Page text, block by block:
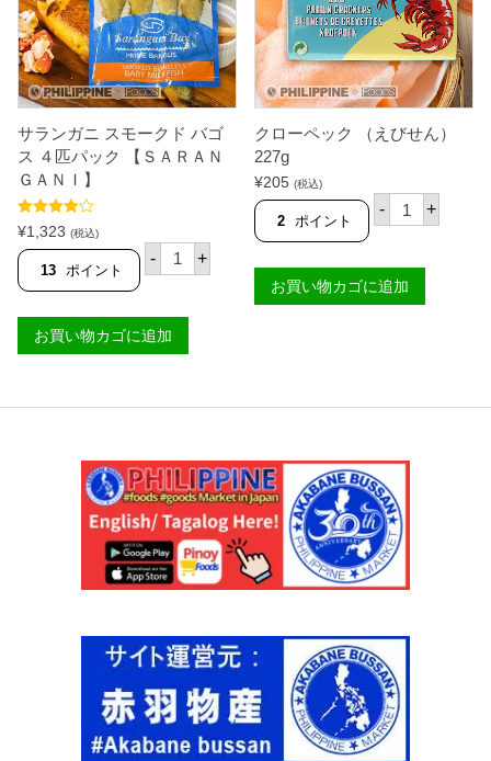
ス
【
台
湾
産
】
個
サランガニ スモークド バゴ
ス ４匹パック 【ＳＡＲＡＮ
ＧＡＮＩ】
5段階中
4.00の評
価
¥1,323 (税込)
13 ポイント
- サ
ラ
ニ
ス
モ
ド
ス
４
匹
パ
ッ
ク
【
Ｓ
Ａ
Ｎ
Ｇ
Ａ
Ｎ
Ｉ
】
+
お買い物カゴに追加
クローペック （えびせん）
227g
¥205 (税込)
2 ポイント
- ク
ロ
ッ
ク
（
2
g
+
お買い物カゴに追加